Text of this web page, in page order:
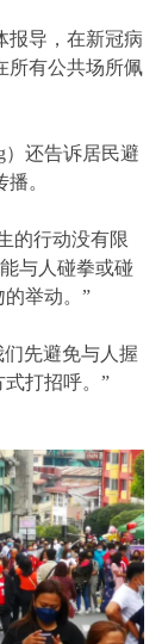
报导，在新冠病
所有公共场所佩
还告诉居民避
。
的行动没有限
与人碰拳或碰
举动。”
先避免与人握
打招呼。”